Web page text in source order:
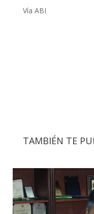
Vía ABI
TAMBIÉN TE